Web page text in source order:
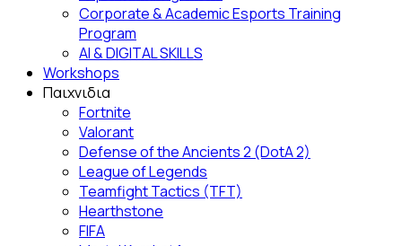
Corporate & Academic Esports Training
Program
AI & DIGITAL SKILLS
Workshops
Παιχνιδια
Fortnite
Valorant
Defense of the Ancients 2 (DotA 2)
League of Legends
Teamfight Tactics (TFT)
Hearthstone
FIFA